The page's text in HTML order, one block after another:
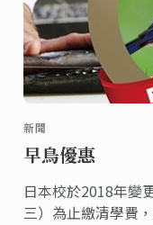
新聞
早鳥優惠
日本校於2018年變
三）為止繳清學費